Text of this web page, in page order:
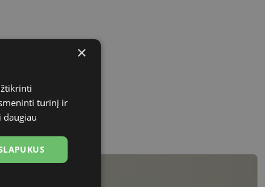
×
turinį ir
daugiau